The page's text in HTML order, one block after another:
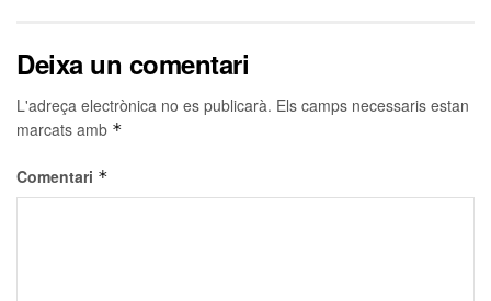
Deixa un comentari
L'adreça electrònica no es publicarà. Els camps necessaris estan
marcats amb *
Comentari *